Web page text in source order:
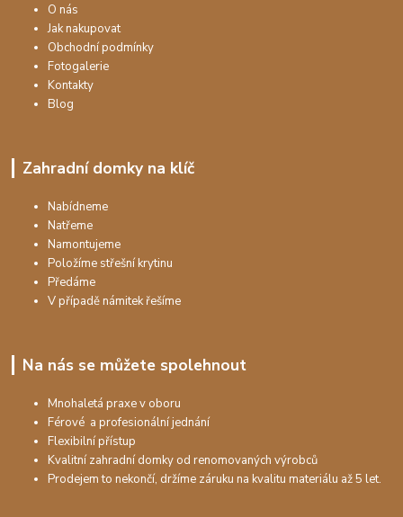
O nás
Jak nakupovat
Obchodní podmínky
Fotogalerie
Kontakty
Blog
Zahradní domky na klíč
Nabídneme
Natřeme
Namontujeme
Položíme střešní krytinu
Předáme
V případě námitek řešíme
Na nás se můžete spolehnout
Mnohaletá praxe v oboru
Férové a profesionální jednání
Flexibilní přístup
Kvalitní zahradní domky od renomovaných výrobců
Prodejem to nekončí, držíme záruku na kvalitu materiálu až 5 let.